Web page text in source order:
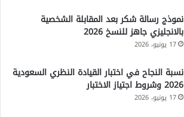
نموذج رسالة شكر بعد المقابلة الشخصية
بالانجليزي جاهز للنسخ 2026
17 يونيو، 2026
نسبة النجاح في اختبار القيادة النظري السعودية
2026 وشروط اجتياز الاختبار
17 يونيو، 2026